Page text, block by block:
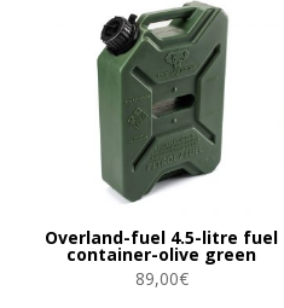
Overland-fuel 4.5-litre fuel
container-olive green
89,00€